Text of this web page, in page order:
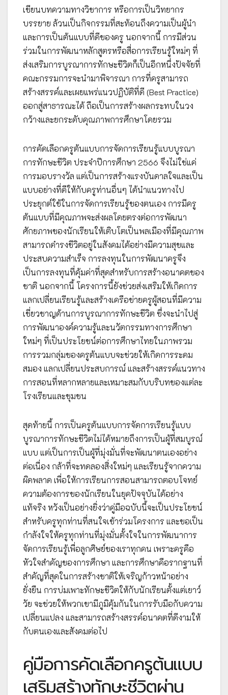
เขียนบทความทางวิชาการ หรือการเป็นวิทยากร
บรรยาย ล้วนเป็นกิจกรรมที่สะท้อนถึงความเป็นผู้นำ
และการเป็นต้นแบบที่ดีของครู นอกจากนี้ การมีส่วน
ร่วมในการพัฒนาหลักสูตรหรือสื่อการเรียนรู้ใหม่ๆ ที่
ส่งเสริมการบูรณาการทักษะชีวิตก็เป็นอีกหนึ่งปัจจัยที่
คณะกรรมการจะนำมาพิจารณา การที่ครูสามารถ
สร้างสรรค์และเผยแพร่แนวปฏิบัติที่ดี (Best Practice)
ออกสู่สาธารณะได้ ถือเป็นการสร้างผลกระทบในวง
กว้างและยกระดับคุณภาพการศึกษาโดยรวม
การคัดเลือกครูต้นแบบการจัดการเรียนรู้แบบบูรณา
การทักษะชีวิต ประจำปีการศึกษา 2566 จึงไม่ใช่แค่
การมอบรางวัล แต่เป็นการสร้างแรงบันดาลใจและเป็น
แบบอย่างที่ดีให้กับครูท่านอื่นๆ ได้นำแนวทางไป
ประยุกต์ใช้ในการจัดการเรียนรู้ของตนเอง การมีครู
ต้นแบบที่มีคุณภาพจะส่งผลโดยตรงต่อการพัฒนา
ศักยภาพของนักเรียนให้เติบโตเป็นพลเมืองที่มีคุณภาพ
สามารถดำรงชีวิตอยู่ในสังคมได้อย่างมีความสุขและ
ประสบความสำเร็จ การลงทุนในการพัฒนาครูจึง
เป็นการลงทุนที่คุ้มค่าที่สุดสำหรับการสร้างอนาคตของ
ชาติ นอกจากนี้ โครงการนี้ยังช่วยส่งเสริมให้เกิดการ
แลกเปลี่ยนเรียนรู้และสร้างเครือข่ายครูผู้สอนที่มีความ
เชี่ยวชาญด้านการบูรณาการทักษะชีวิต ซึ่งจะนำไปสู่
การพัฒนาองค์ความรู้และนวัตกรรมทางการศึกษา
ใหม่ๆ ที่เป็นประโยชน์ต่อการศึกษาไทยในภาพรวม
การรวมกลุ่มของครูต้นแบบจะช่วยให้เกิดการระดม
สมอง แลกเปลี่ยนประสบการณ์ และสร้างสรรค์แนวทาง
การสอนที่หลากหลายและเหมาะสมกับบริบทของแต่ละ
โรงเรียนและชุมชน
สุดท้ายนี้ การเป็นครูต้นแบบการจัดการเรียนรู้แบบ
บูรณาการทักษะชีวิตไม่ได้หมายถึงการเป็นผู้ที่สมบูรณ์
แบบ แต่เป็นการเป็นผู้ที่มุ่งมั่นที่จะพัฒนาตนเองอย่าง
ต่อเนื่อง กล้าที่จะทดลองสิ่งใหม่ๆ และเรียนรู้จากความ
ผิดพลาด เพื่อให้การเรียนการสอนสามารถตอบโจทย์
ความต้องการของนักเรียนในยุคปัจจุบันได้อย่าง
แท้จริง หวังเป็นอย่างยิ่งว่าคู่มือฉบับนี้จะเป็นประโยชน์
สำหรับครูทุกท่านที่สนใจเข้าร่วมโครงการ และขอเป็น
กำลังใจให้ครูทุกท่านที่มุ่งมั่นตั้งใจในการพัฒนาการ
จัดการเรียนรู้เพื่อลูกศิษย์ของเราทุกคน เพราะครูคือ
หัวใจสำคัญของการศึกษา และการศึกษาคือรากฐานที่
สำคัญที่สุดในการสร้างชาติให้เจริญก้าวหน้าอย่าง
ยั่งยืน การบ่มเพาะทักษะชีวิตให้กับนักเรียนตั้งแต่เยาว์
วัย จะช่วยให้พวกเขามีภูมิคุ้มกันในการรับมือกับความ
เปลี่ยนแปลง และสามารถสร้างสรรค์อนาคตที่ดีงามให้
กับตนเองและสังคมต่อไป
คู่มือการคัดเลือกครูต้นแบบ
เสริมสร้างทักษะชีวิตผ่าน